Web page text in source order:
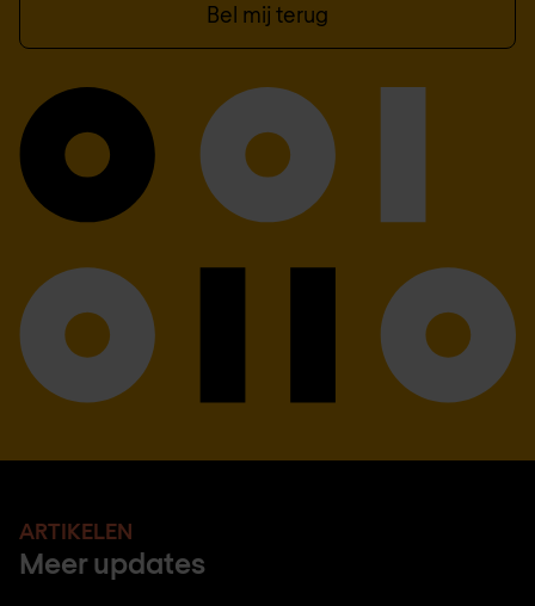
Bel mij terug
ARTIKELEN
Meer updates